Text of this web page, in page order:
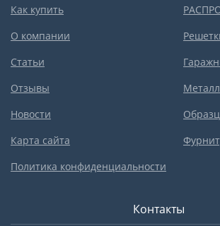
Как купить
О компании
Статьи
Отзывы
Новости
Карта сайта
Политика конфиденциальности
Контакты